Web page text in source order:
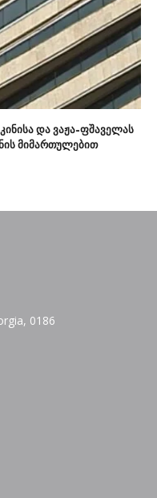
და ვაჟა-ფშაველას
მიმართულებით
0186